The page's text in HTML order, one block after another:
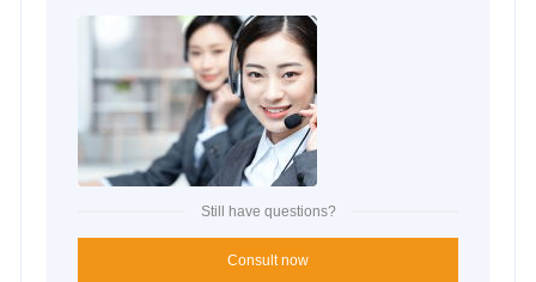
Still have questions?
Consult now